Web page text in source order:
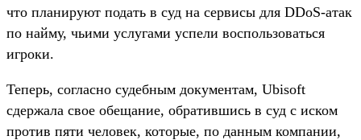
что планируют подать в суд на сервисы для DDoS-атак
по найму, чьими услугами успели воспользоваться
игроки.
Теперь, согласно судебным документам, Ubisoft
сдержала свое обещание, обратившись в суд с иском
против пяти человек, которые, по данным компании,